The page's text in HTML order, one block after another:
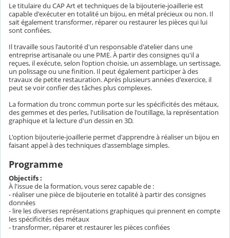
Le titulaire du CAP Art et techniques de la bijouterie-joaillerie est
capable d'exécuter en totalité un bijou, en métal précieux ou non. Il
sait également transformer, réparer ou restaurer les pièces qui lui
sont confiées.
Il travaille sous l'autorité d'un responsable d'atelier dans une
entreprise artisanale ou une PME. À partir des consignes qu'il a
reçues, il exécute, selon l'option choisie, un assemblage, un sertissage,
un polissage ou une finition. Il peut également participer à des
travaux de petite restauration. Après plusieurs années d'exercice, il
peut se voir confier des tâches plus complexes.
La formation du tronc commun porte sur les spécificités des métaux,
des gemmes et des perles, l'utilisation de l'outillage, la représentation
graphique et la lecture d'un dessin en 3D.
L'option bijouterie-joaillerie permet d'apprendre à réaliser un bijou en
faisant appel à des techniques d'assemblage simples.
Programme
Objectifs :
À l'issue de la formation, vous serez capable de :
- réaliser une pièce de bijouterie en totalité à partir des consignes
données
- lire les diverses représentations graphiques qui prennent en compte
les spécificités des métaux
- transformer, réparer et restaurer les pièces confiées